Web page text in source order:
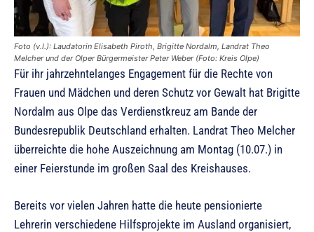
Foto (v.l.): Laudatorin Elisabeth Piroth, Brigitte Nordalm, Landrat Theo
Melcher und der Olper Bürgermeister Peter Weber (Foto: Kreis Olpe)
Für ihr jahrzehntelanges Engagement für die Rechte von
Frauen und Mädchen und deren Schutz vor Gewalt hat Brigitte
Nordalm aus Olpe das Verdienstkreuz am Bande der
Bundesrepublik Deutschland erhalten. Landrat Theo Melcher
überreichte die hohe Auszeichnung am Montag (10.07.) in
einer Feierstunde im großen Saal des Kreishauses.
Bereits vor vielen Jahren hatte die heute pensionierte
Lehrerin verschiedene Hilfsprojekte im Ausland organisiert,